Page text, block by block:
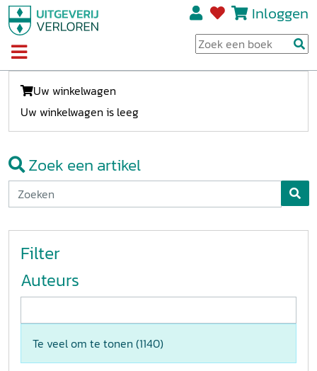
Inloggen
Uw winkelwagen
Uw winkelwagen is leeg
Zoek een artikel
Filter
Auteurs
Te veel om te tonen (1140)